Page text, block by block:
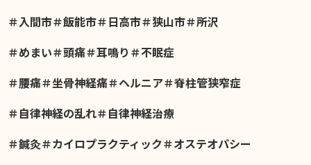
＃入間市＃飯能市＃日高市＃狭山市＃所沢
＃めまい＃頭痛＃耳鳴り＃不眠症
＃腰痛＃坐骨神経痛＃ヘルニア＃脊柱管狭窄症
＃自律神経の乱れ＃自律神経治療
＃鍼灸＃カイロプラクティック＃オステオパシー